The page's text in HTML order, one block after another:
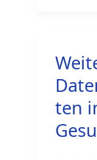
und
ten